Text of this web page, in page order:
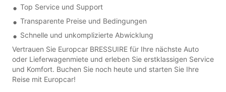
Top Service und Support
Transparente Preise und Bedingungen
Schnelle und unkomplizierte Abwicklung
Vertrauen Sie Europcar BRESSUIRE für Ihre nächste Auto
oder Lieferwagenmiete und erleben Sie erstklassigen Service
und Komfort. Buchen Sie noch heute und starten Sie Ihre
Reise mit Europcar!